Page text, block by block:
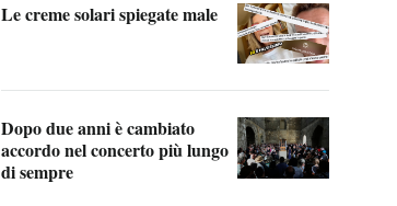
Le creme solari spiegate male
Dopo due anni è cambiato
accordo nel concerto più lungo
di sempre